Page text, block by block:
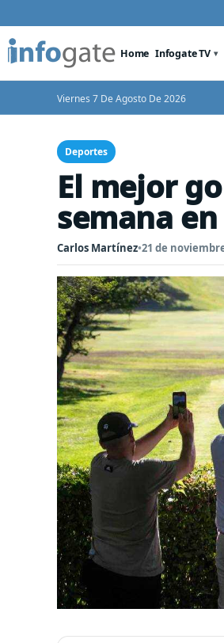
Home Infogate TV
Viernes 7 De Agosto De 2026
Deportes
El mejor
semana
Carlos Martínez•21 de